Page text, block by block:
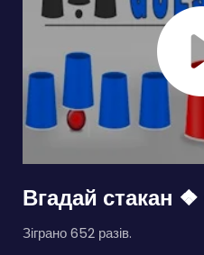
Вгадай стакан
Зіграно 652 разів.